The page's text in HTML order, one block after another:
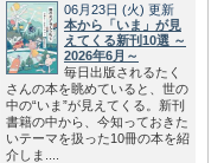
06月23日 (火) 更新
本から「いま」が見
えてくる新刊10選 ～
2026年6月～
毎日出版されるたく
さんの本を眺めていると、世の
中の“いま”が見えてくる。新刊
書籍の中から、今知っておきた
いテーマを扱った10冊の本を紹
介しま....